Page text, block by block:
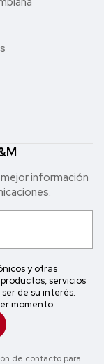
in formación
y otras
servicios
de su interés.
momento
de contacto para